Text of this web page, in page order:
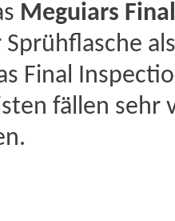
Meguiars
Final
fällen sehr